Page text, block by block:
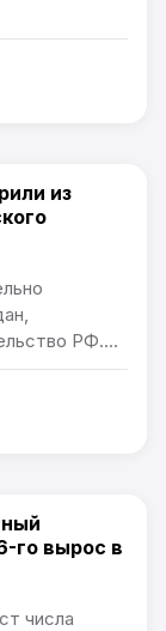
из
РФ....
го вырос в
числа